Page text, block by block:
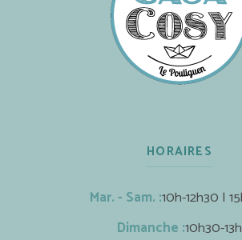
HORAIRES
Mar. - Sam. :10h-12h30 |
Dimanche :10h30-13h